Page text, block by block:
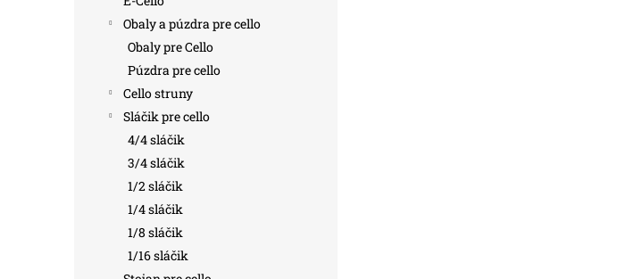
Obaly a púzdra pre cello
Obaly pre Cello
Púzdra pre cello
Cello struny
Sláčik pre cello
4/4 sláčik
3/4 sláčik
1/2 sláčik
1/4 sláčik
1/8 sláčik
1/16 sláčik